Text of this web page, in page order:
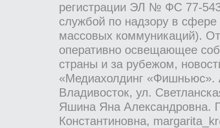
регистрации ЭЛ № ФС 77-
службой по надзору в
массовых коммуникаций).
оперативно освещающее
страны и за рубежом,
«Медиахолдинг «Фишньюс».
Владивосток, ул.
Яшина Яна Александровна.
Константиновна,